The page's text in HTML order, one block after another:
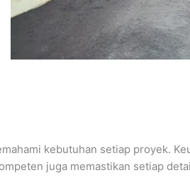
kebutuhan setiap proyek.
juga memastikan setiap